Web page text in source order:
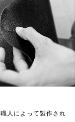
人によって製作され